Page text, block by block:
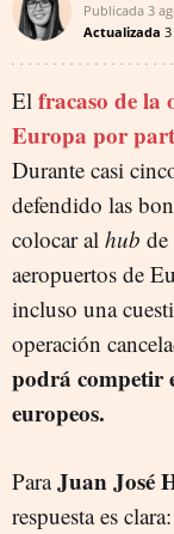
Publicada 3
Actualizada
El fracaso de la
Europa por
Durante casi
defendido las
colocar al hub
aeropuertos de
incluso una
operación
podrá competir
europeos.
ParaJuan José
respuesta es clara: